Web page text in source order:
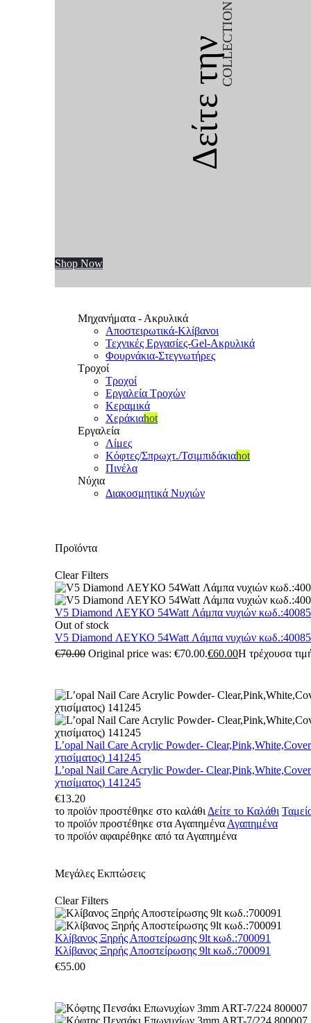
Δείτε τηνCOLLECTION
Shop Now
Μηχανήματα - Ακρυλικά
Αποστειρωτικά-Κλίβανοι
Τεχνικές Εργασίες-Gel-Ακρυλικά
Φουρνάκια-Στεγνωτήρες
Τροχοί
Τροχοί
Εργαλεία Τροχών
Κεραμικά
Χεράκιαhot
Εργαλεία
Λίμες
Κόφτες/Σπρωχτ./Τσιμπιδάκιαhot
Πινέλα
Νύχια
Διακοσμητικά Νυχιών
Προϊόντα
Clear Filters
V5 Diamond ΛΕΥΚΟ 54Watt Λάμπα νυχιών
Out of stock
V5 Diamond ΛΕΥΚΟ 54Watt Λάμπα νυχιών
€70.00 Original price was: €70.00.€60.00Η τρέχουσα
L’opal Nail Care Acrylic Powder-
χτισίματος) 141245
L’opal Nail Care Acrylic Powder-
χτισίματος) 141245
€13.20
το προϊόν προστέθηκε στο καλάθι Δείτε το Καλάθι
το προϊόν προστέθηκε στα Αγαπημένα Αγαπημένα
το προϊόν αφαιρέθηκε από τα Αγαπημένα
Μεγάλες Εκπτώσεις
Clear Filters
Κλίβανος Ξηρής Αποστείρωσης 9lt κωδ.:700091
Κλίβανος Ξηρής Αποστείρωσης 9lt κωδ.:700091
€55.00